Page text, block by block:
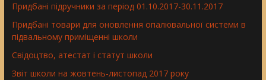
Придбані підручники за період 01.10.2017-30.11.2017
Придбані товари для оновлення опалювальної системи в
підвальному приміщенні школи
Свідоцтво, атестат і статут школи
Звіт школи на жовтень-листопад 2017 року